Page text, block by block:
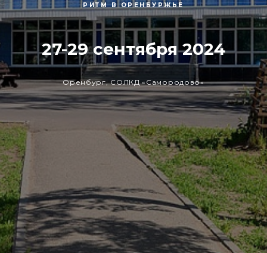
РИТМ В ОРЕНБУРЖЬЕ
27-29 сентября 2024
Оренбург, СОЛКД «Самородово»